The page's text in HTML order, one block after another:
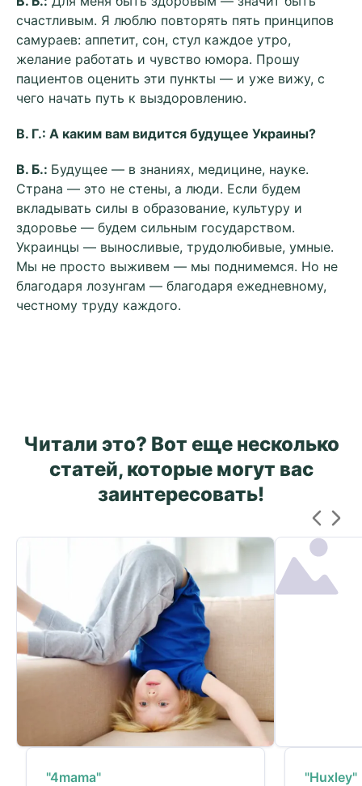
счастливым. Я люблю повторять пять принципов
самураев: аппетит, сон, стул каждое утро,
желание работать и чувство юмора. Прошу
пациентов оценить эти пункты — и уже вижу, с
чего начать путь к выздоровлению.
В. Г.: А каким вам видится будущее Украины?
В. Б.: Будущее — в знаниях, медицине, науке.
Страна — это не стены, а люди. Если будем
вкладывать силы в образование, культуру и
здоровье — будем сильным государством.
Украинцы — выносливые, трудолюбивые, умные.
Мы не просто выживем — мы поднимемся. Но не
благодаря лозунгам — благодаря ежедневному,
честному труду каждого.
Читали это? Вот еще несколько
статей, которые могут вас
заинтересовать!
"4mama"
"Huxley"